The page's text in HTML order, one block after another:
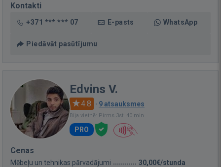
Kontakti
+371 *** *** 07 E-pasts WhatsApp
Piedāvāt pasūtījumu
Edvins V.
4.8 · 9 atsauksmes
Bija vietnē: Pirms 3st. 40 min.
PRO
Cenas
Mēbeļu un tehnikas pārvadājumi 30,00€/stunda